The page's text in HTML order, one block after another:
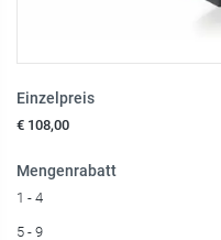
Einzelpreis
€ 108,00
Mengenrabatt
1 - 4
5 - 9